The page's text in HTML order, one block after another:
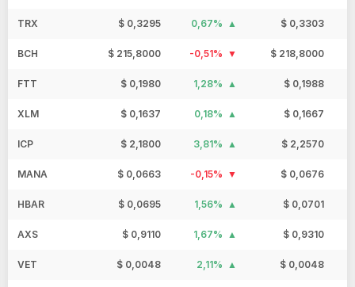
TRX $ 0,3295 0,67% $ 0,3303
BCH $ 215,8000 -0,51% $ 218,8000
FTT $ 0,1980 1,28% $ 0,1988
XLM $ 0,1637 0,18% $ 0,1667
ICP $ 2,1800 3,81% $ 2,2570
MANA $ 0,0663 -0,15% $ 0,0676
HBAR $ 0,0695 1,56% $ 0,0701
AXS $ 0,9110 1,67% $ 0,9310
VET $ 0,0048 2,11% $ 0,0048